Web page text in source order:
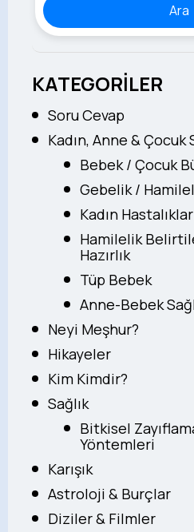
Ara
KATEGORİLER
Soru Cevap
Kadın, Anne & Çocuk
Bebek / Çocuk
Gebelik /
Kadın
Hamilelik
Hazırlık
Tüp Bebek
Anne-Bebek
Neyi Meşhur?
Hikayeler
Kim Kimdir?
Sağlık
Bitkisel
Yöntemleri
Karışık
Astroloji & Burçlar
Diziler & Filmler